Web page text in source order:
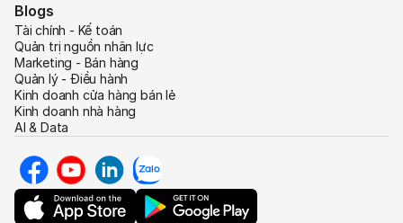
Blogs
Tài chính - Kế toán
Quản trị nguồn nhân lực
Marketing - Bán hàng
Quản lý - Điều hành
Kinh doanh cửa hàng bán lẻ
Kinh doanh nhà hàng
AI & Data